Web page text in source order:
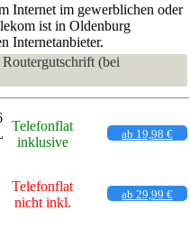
Internet im gewerblichen oder
ist in Oldenburg
Internetanbieter.
(bei
Telefonflat
inklusive
ab 19,98 €
Telefonflat
nicht inkl.
ab 29,99 €